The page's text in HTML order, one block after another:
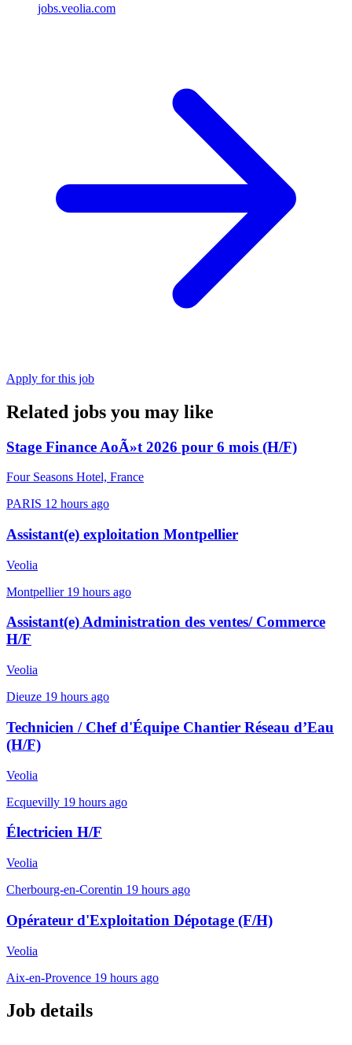
jobs.veolia.com
Apply for this job
Related jobs you may like
Stage Finance AoÃ»t 2026 pour 6 mois (H/F)
Four Seasons Hotel, France
PARIS 12 hours ago
Assistant(e) exploitation Montpellier
Veolia
Montpellier 19 hours ago
Assistant(e) Administration des ventes/ Commerce
H/F
Veolia
Dieuze 19 hours ago
Technicien / Chef d'Équipe Chantier Réseau d’Eau
(H/F)
Veolia
Ecquevilly 19 hours ago
Électricien H/F
Veolia
Cherbourg-en-Corentin 19 hours ago
Opérateur d'Exploitation Dépotage (F/H)
Veolia
Aix-en-Provence 19 hours ago
Job details